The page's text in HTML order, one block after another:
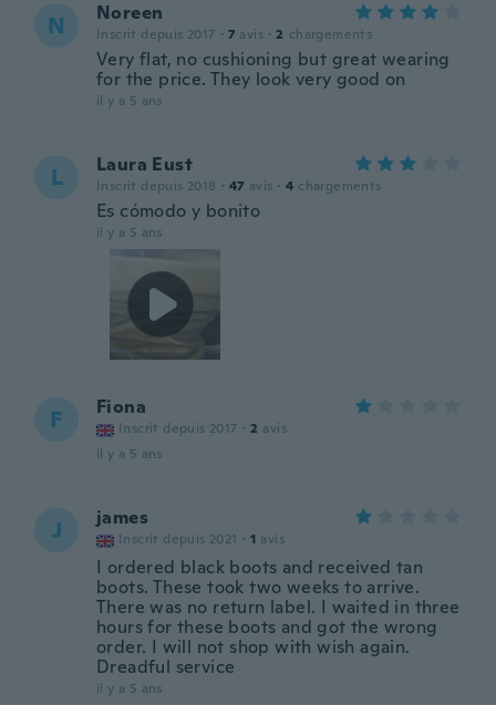
N Noreen
Inscrit depuis 2017 · 7 avis · 2 chargements
Very flat, no cushioning but great wearing
for the price. They look very good on
il y a 5 ans
L Laura Eust
Inscrit depuis 2018 · 47 avis · 4 chargements
Es cómodo y bonito
il y a 5 ans
F Fiona
Inscrit depuis 2017 · 2 avis
il y a 5 ans
J james
Inscrit depuis 2021 · 1 avis
I ordered black boots and received tan
boots. These took two weeks to arrive.
There was no return label. I waited in three
hours for these boots and got the wrong
order. I will not shop with wish again.
Dreadful service
il y a 5 ans